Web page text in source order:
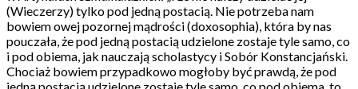
(Wieczerzy) tylko pod jedną postacią. Nie potrzeba nam
bowiem owej pozornej mądrości (doxosophia), która by nas
pouczała, że pod jedną postacią udzielone zostaje tyle samo, co
i pod obiema, jak nauczają scholastycy i Sobór Konstancjański.
Chociaż bowiem przypadkowo mogłoby być prawdą, że pod